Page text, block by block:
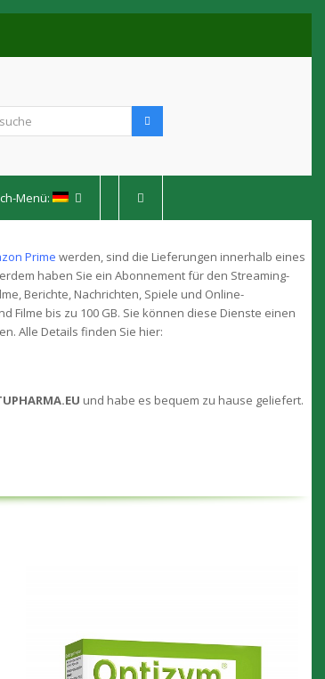
suche
Menü:
Prime werden, sind die Lieferungen innerhalb eines
haben Sie ein Abonnement für den Streaming-
Berichte, Nachrichten, Spiele und Online-
Filme bis zu 100 GB. Sie können diese Dienste einen
Alle Details finden Sie hier:
und habe es bequem zu hause geliefert.